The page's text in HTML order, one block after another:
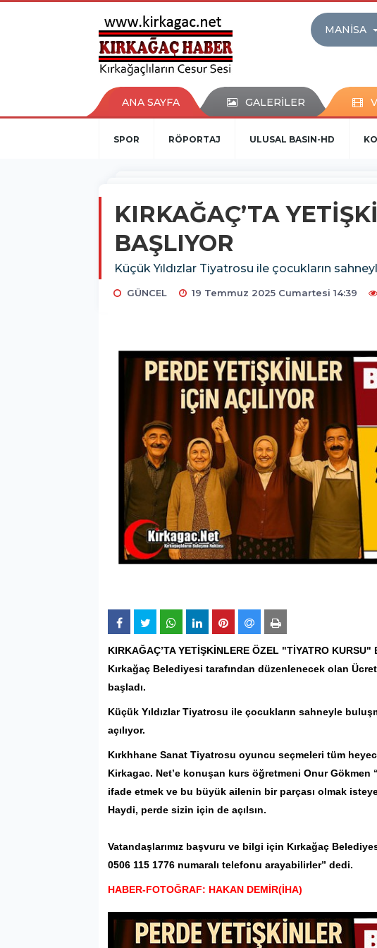
MANISA
ANA SAYFA GALERİLER
SPOR RÖPORTAJ ULUSAL BASIN-HD
KIRKAĞAÇ’TA
BAŞLIYOR
Küçük Yıldızlar Tiyatrosu ile çocukların
GÜNCEL 19 Temmuz 2025 Cumartesi 14:39
KIRKAĞAÇ’TA YETİŞKİNLERE ÖZEL "TİYATRO KURSU"
Kırkağaç Belediyesi tarafından düzenlenecek olan
başladı.
Küçük Yıldızlar Tiyatrosu ile çocukların sahneyle
açılıyor.
Kırkhhane Sanat Tiyatrosu oyuncu seçmeleri tüm
Kirkagac. Net’e konuşan kurs öğretmeni Onur Gökmen
ifade etmek ve bu büyük ailenin bir parçası olmak
Haydi, perde sizin için de açılsın.
Vatandaşlarımız başvuru ve bilgi için Kırkağaç
0506 115 1776 numaralı telefonu arayabilirler” dedi.
HABER-FOTOĞRAF: HAKAN DEMİR(İHA)